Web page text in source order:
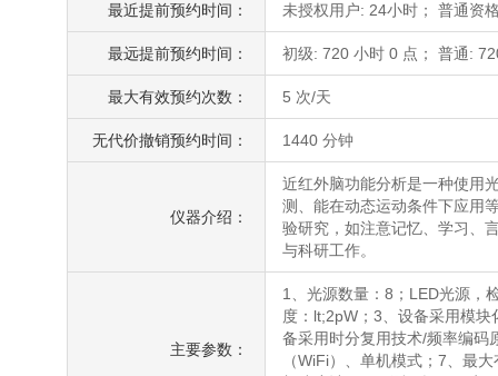
最近提前预约时间： 未授权用户: 24小时； 普通资
最远提前预约时间： 初级: 720 小时 0 点； 普通:
最大有效预约次数： 5 次/天
无代价撤销预约时间： 1440 分钟
仪器介绍：
近红外脑功能分析是一种使用
测、能在动态运动条件下应用
验研究，如注意记忆、学习、
与科研工作。
主要参数：
1、光源数量：8；LED光源，
度：lt;2pW；3、设备采用模
备采用时分复用技术/频率编码
（WiFi）、单机模式；7、最